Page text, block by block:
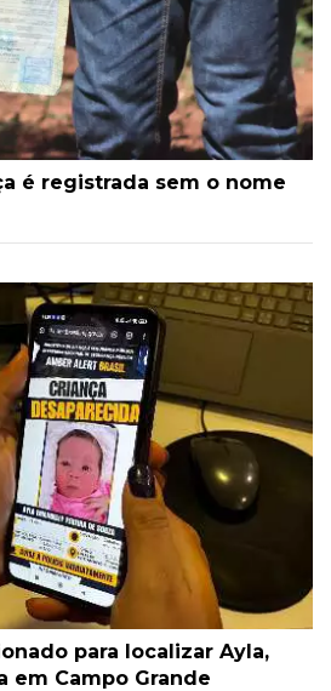
é registrada sem o nome
para localizar Ayla,
em Campo Grande